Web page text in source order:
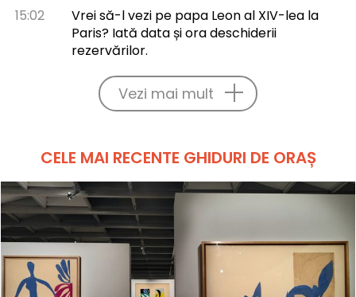
15:02
Vrei să-l vezi pe papa Leon al XIV-lea la
Paris? Iată data și ora deschiderii
rezervărilor.
Vezi mai mult
CELE MAI RECENTE GHIDURI DE ORAȘ